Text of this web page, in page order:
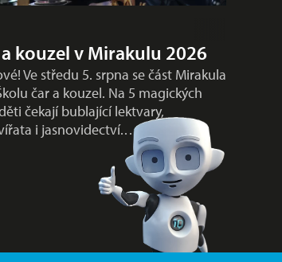
kouzel v Mirakulu 2026
Ve středu 5. srpna se část Mirakula
čar a kouzel. Na 5 magických
čekají bublající lektvary,
i jasnovidectví.…